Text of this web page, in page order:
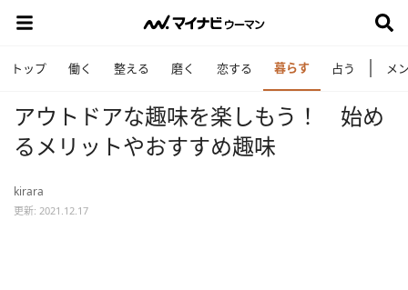
トップ 働く 整える 磨く 恋する 暮らす 占う メ
アウトドアな趣味を楽しもう！ 始め
るメリットやおすすめ趣味
kirara
更新: 2021.12.17